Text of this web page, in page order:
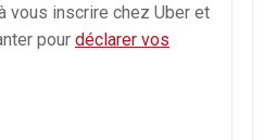
vous inscrire chez Uber et
pour déclarer vos